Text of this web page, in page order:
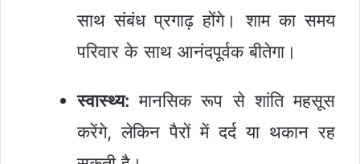
साथ संबंध प्रगाढ़ होंगे। शाम का समय
परिवार के साथ आनंदपूर्वक बीतेगा।
स्वास्थ्य: मानसिक रूप से शांति महसूस
करेंगे, लेकिन पैरों में दर्द या थकान रह